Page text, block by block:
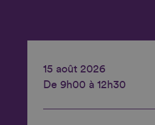
15 août 2026
De 9h00 à 12h30